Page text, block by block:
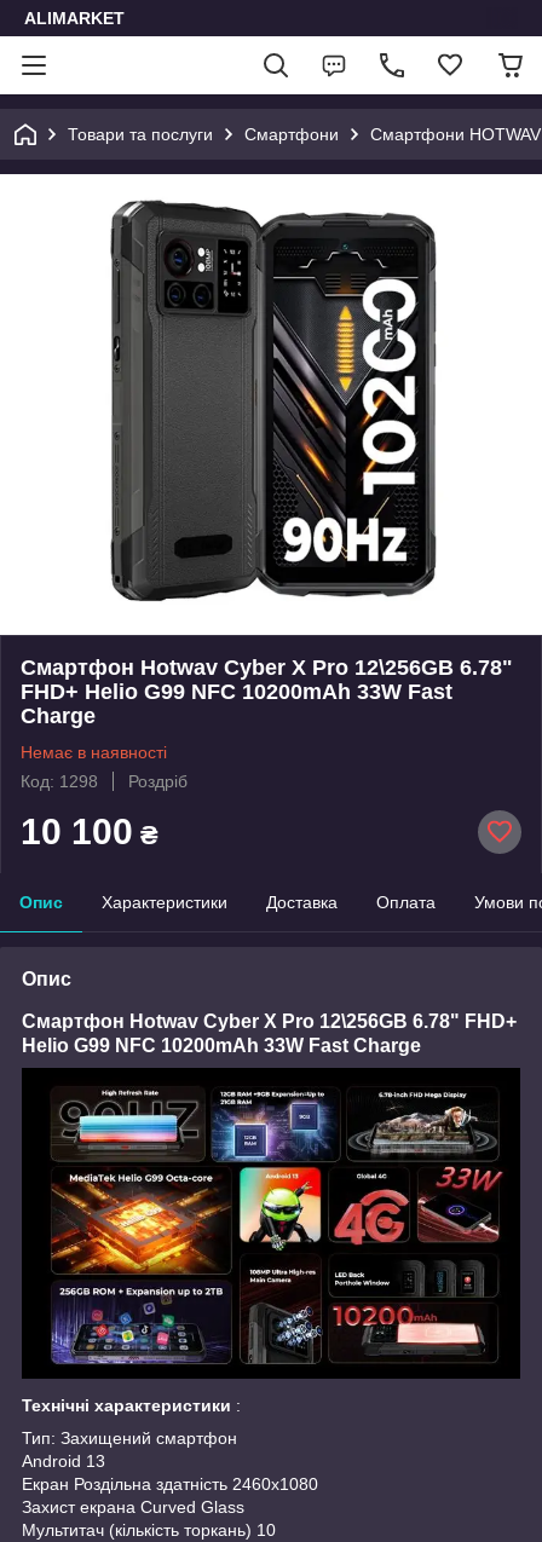
ALIMARKET
Товари та послуги Смартфони Смартфони HOTWAV
Смартфон Hotwav Cyber X Pro 12\256GB 6.78"
FHD+ Helio G99 NFC 10200mAh 33W Fast
Charge
Немає в наявності
Код: 1298
Роздріб
10 100 ₴
Опис Характеристики Доставка Оплата Умови
Опис
Смартфон Hotwav Cyber X Pro 12\256GB 6.78" FHD+
Helio G99 NFC 10200mAh 33W Fast Charge
Технічні характеристики :
Тип: Захищений смартфон
Android 13
Екран Роздільна здатність 2460x1080
Захист екрана Curved Glass
Мультитач (кількість торкань) 10